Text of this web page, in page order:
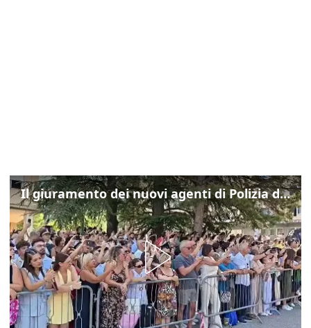
Il giuramento dei nuovi agenti di Polizia della scuola "Vincenzo Raiola" di Trieste